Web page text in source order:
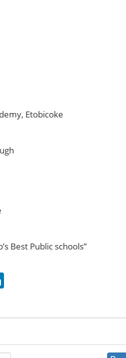
Etobicoke
Best Public schools”